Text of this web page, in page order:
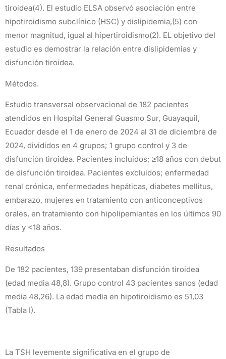
tiroidea(4). El estudio ELSA observó asociación entre
hipotiroidismo subclínico (HSC) y dislipidemia,(5) con
menor magnitud, igual al hipertiroidismo(2). EL objetivo del
estudio es demostrar la relación entre dislipidemias y
disfunción tiroidea.
Métodos.
Estudio transversal observacional de 182 pacientes
atendidos en Hospital General Guasmo Sur, Guayaquil,
Ecuador desde el 1 de enero de 2024 al 31 de diciembre de
2024, divididos en 4 grupos; 1 grupo control y 3 de
disfunción tiroidea. Pacientes incluidos; ≥18 años con debut
de disfunción tiroidea. Pacientes excluidos; enfermedad
renal crónica, enfermedades hepáticas, diabetes mellitus,
embarazo, mujeres en tratamiento con anticonceptivos
orales, en tratamiento con hipolipemiantes en los últimos 90
días y <18 años.
Resultados
De 182 pacientes, 139 presentaban disfunción tiroidea
(edad media 48,8). Grupo control 43 pacientes sanos (edad
media 48,26). La edad media en hipotiroidismo es 51,03
(Tabla I).
La TSH levemente significativa en el grupo de